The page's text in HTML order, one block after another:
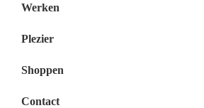
Werken
Plezier
Shoppen
Contact